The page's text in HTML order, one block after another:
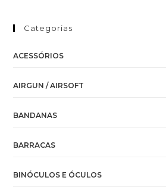
Categorias
ACESSÓRIOS
AIRGUN / AIRSOFT
BANDANAS
BARRACAS
BINÓCULOS E ÓCULOS